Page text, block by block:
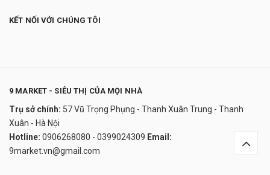
KẾT NỐI VỚI CHÚNG TÔI
9 MARKET - SIÊU THỊ CỦA MỌI NHÀ
Trụ sở chính: 57 Vũ Trọng Phụng - Thanh Xuân Trung - Thanh
Xuân - Hà Nội
Hotline: 0906268080 - 0399024309 Email:
9market.vn@gmail.com
720.000₫
undefined